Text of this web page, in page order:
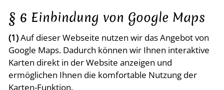
§ 6 Einbindung von Google Maps
(1)Auf dieser Webseite nutzen wir das Angebot von
Google Maps. Dadurch können wir Ihnen interaktive
Karten direkt in der Website anzeigen und
ermöglichen Ihnen die komfortable Nutzung der
Karten-Funktion.